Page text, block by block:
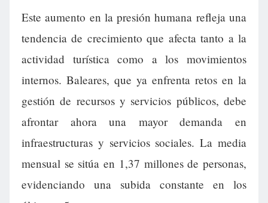
Este aumento en la presión humana refleja una
tendencia de crecimiento que afecta tanto a la
actividad turística como a los movimientos
internos. Baleares, que ya enfrenta retos en la
gestión de recursos y servicios públicos, debe
afrontar ahora una mayor demanda en
infraestructuras y servicios sociales. La media
mensual se sitúa en 1,37 millones de personas,
evidenciando una subida constante en los